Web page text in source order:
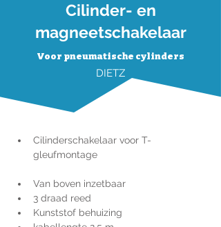
Cilinder- en
magneetschakelaar
Voor pneumatische cylinders
DIETZ
Cilinderschakelaar voor T-
gleufmontage
Van boven inzetbaar
3 draad reed
Kunststof behuizing